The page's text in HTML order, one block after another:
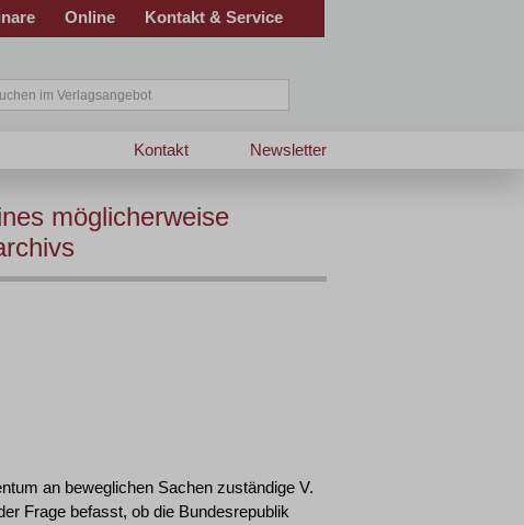
Online Kontakt & Service
Newsletter
Kontakt
möglicherweise
an beweglichen Sachen zuständige V.
Frage befasst, ob die Bundesrepublik